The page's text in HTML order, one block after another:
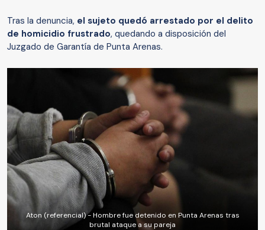
Tras la denuncia, el sujeto quedó arrestado por el delito
de homicidio frustrado, quedando a disposición del
Juzgado de Garantía de Punta Arenas.
Aton (referencial) - Hombre fue detenido en Punta Arenas tras
brutal ataque a su pareja